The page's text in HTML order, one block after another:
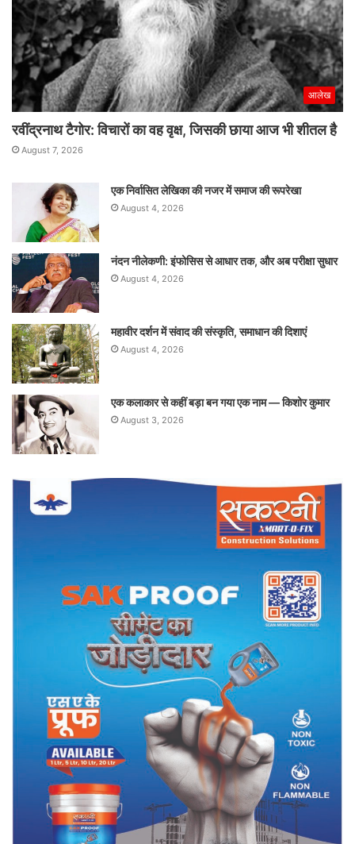
आलेख
रवींद्रनाथ टैगोर: विचारों का वह वृक्ष, जिसकी छाया आज भी शीतल है
August 7, 2026
एक निर्वासित लेखिका की नजर में समाज की रूपरेखा
August 4, 2026
नंदन नीलेकणी: इंफोसिस से आधार तक, और अब परीक्षा सुधार
August 4, 2026
महावीर दर्शन में संवाद की संस्कृति, समाधान की दिशाएं
August 4, 2026
एक कलाकार से कहीं बड़ा बन गया एक नाम — किशोर कुमार
August 3, 2026